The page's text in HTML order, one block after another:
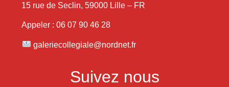
15 rue de Seclin, 59000 Lille – FR
Appeler : 06 07 90 46 28
galeriecollegiale@nordnet.fr
Suivez nous